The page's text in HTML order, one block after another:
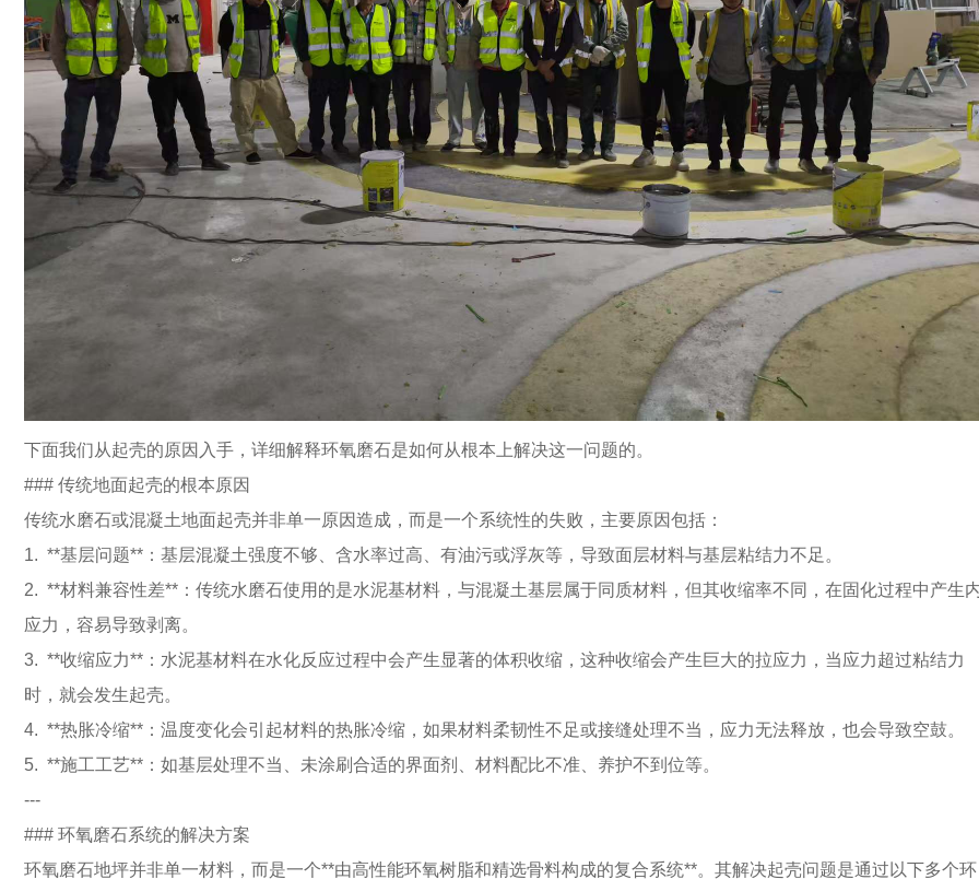
下面我们从起壳的原因入手，详细解释环氧磨石是如何从根本上解决这一问题的。
### 传统地面起壳的根本原因
传统水磨石或混凝土地面起壳并非单一原因造成，而是一个系统性的失败，主要原因包括：
1. **基层问题**：基层混凝土强度不够、含水率过高、有油污或浮灰等，导致面层材料与基层粘结力不足。
2. **材料兼容性差**：传统水磨石使用的是水泥基材料，与混凝土基层属于同质材料，但其收缩率不同，在固化过程中产生
应力，容易导致剥离。
3. **收缩应力**：水泥基材料在水化反应过程中会产生显著的体积收缩，这种收缩会产生巨大的拉应力，当应力超过粘结力
时，就会发生起壳。
4. **热胀冷缩**：温度变化会引起材料的热胀冷缩，如果材料柔韧性不足或接缝处理不当，应力无法释放，也会导致空鼓。
5. **施工工艺**：如基层处理不当、未涂刷合适的界面剂、材料配比不准、养护不到位等。
---
### 环氧磨石系统的解决方案
环氧磨石地坪并非单一材料，而是一个**由高性能环氧树脂和精选骨料构成的复合系统**。其解决起壳问题是通过以下多个环